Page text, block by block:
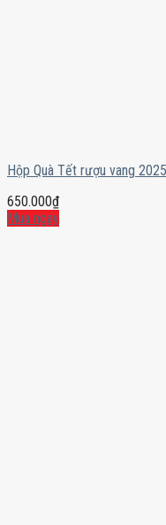
Hộp Quà Tết rượu vang
650.000₫
Mua ngay